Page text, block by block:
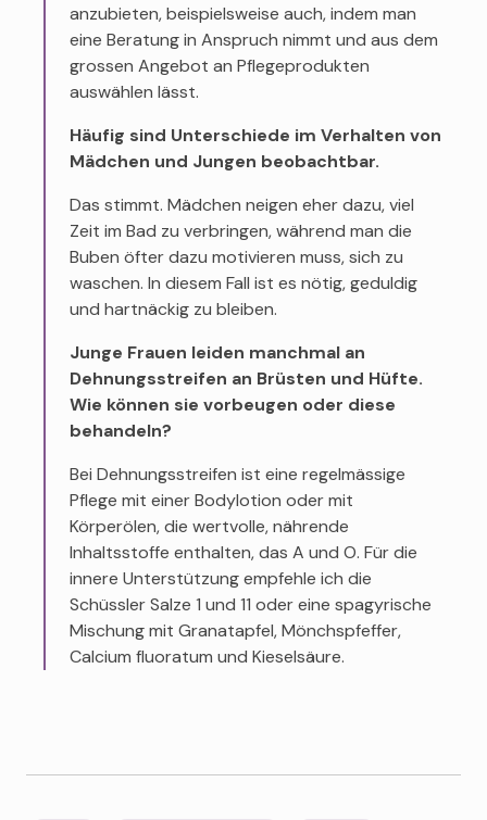
anzubieten, beispielsweise auch, indem man
eine Beratung in Anspruch nimmt und aus dem
grossen Angebot an Pflegeprodukten
auswählen lässt.
Häufig sind Unterschiede im Verhalten von
Mädchen und Jungen beobachtbar.
Das stimmt. Mädchen neigen eher dazu, viel
Zeit im Bad zu verbringen, während man die
Buben öfter dazu motivieren muss, sich zu
waschen. In diesem Fall ist es nötig, geduldig
und hartnäckig zu bleiben.
Junge Frauen leiden manchmal an
Dehnungsstreifen an Brüsten und Hüfte.
Wie können sie vorbeugen oder diese
behandeln?
Bei Dehnungsstreifen ist eine regelmässige
Pflege mit einer Bodylotion oder mit
Körperölen, die wertvolle, nährende
Inhaltsstoffe enthalten, das A und O. Für die
innere Unterstützung empfehle ich die
Schüssler Salze 1 und 11 oder eine spagyrische
Mischung mit Granatapfel, Mönchspfeffer,
Calcium fluoratum und Kieselsäure.